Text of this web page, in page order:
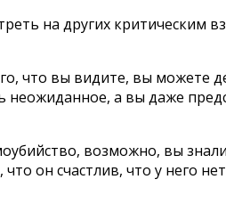
на других критическим
что вы видите, вы можете
а вы даже
возможно, вы знали
он счастлив, что у него